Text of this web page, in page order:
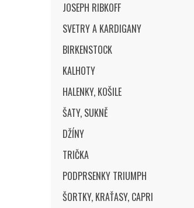
JOSEPH RIBKOFF
SVETRY A KARDIGANY
BIRKENSTOCK
KALHOTY
HALENKY, KOŠILE
ŠATY, SUKNĚ
DŽÍNY
TRIČKA
PODPRSENKY TRIUMPH
ŠORTKY, KRAŤASY, CAPRI